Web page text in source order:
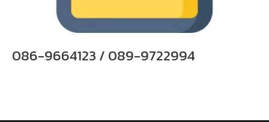
086-9664123 / 089-9722994